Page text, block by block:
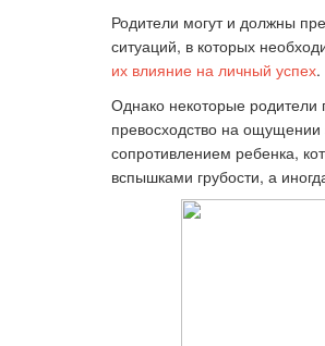
Родители могут и должны
ситуаций, в которых
их влияние на личный успех.
Однако некоторые родители
превосходство на ощущении
сопротивлением ребенка,
вспышками грубости, а